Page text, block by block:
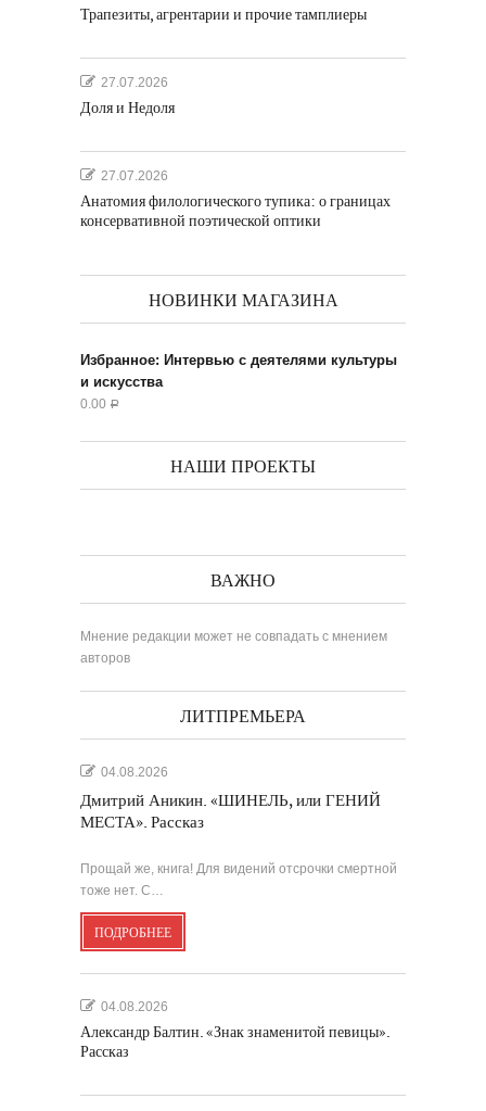
Трапезиты, агрентарии и прочие тамплиеры
27.07.2026
Доля и Недоля
27.07.2026
Анатомия филологического тупика: о границах
консервативной поэтической оптики
НОВИНКИ МАГАЗИНА
Избранное: Интервью с деятелями культуры
и искусства
0.00 Р
НАШИ ПРОЕКТЫ
ВАЖНО
Мнение редакции может не совпадать с мнением
авторов
ЛИТПРЕМЬЕРА
04.08.2026
Дмитрий Аникин. «ШИНЕЛЬ, или ГЕНИЙ
МЕСТА». Рассказ
Прощай же, книга! Для видений отсрочки смертной
тоже нет. С…
ПОДРОБНЕЕ
04.08.2026
Александр Балтин. «Знак знаменитой певицы».
Рассказ